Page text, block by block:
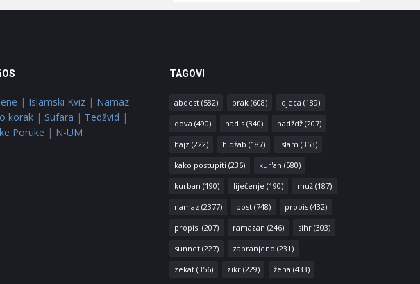
| Islamski Kviz | Namaz
korak | Sufara | Tedžvid |
Poruke | N-UM
TAGOVI
abdest(582) brak(608) djeca (189)
dova (490) hadis(340) hadždž(207)
hajz (222) hidžab (187) islam (353)
kako postupiti (236) kur'an (580)
kurban (190) liječenje (190) muž(187)
namaz (2377) post(748) propis(432)
propisi (207) ramazan (246) sihr(303)
sunnet(227) zabranjeno (231)
zekat(356) zikr(229) žena (433)